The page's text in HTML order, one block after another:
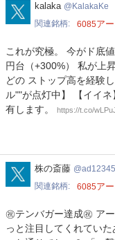
KalakaKe
kalaka KalakaKe
関連銘柄
6085ア
これが究極。 今がド底
円台（+300%） 私が上
どの ストップ高を経験
ル""が点灯中】 【イイ
有します。
https://t.co/
ad1234564321
株の斎藤
関連銘柄
6085ア
㊗テンバガー達成㊗ ア
っと注目してくれてい